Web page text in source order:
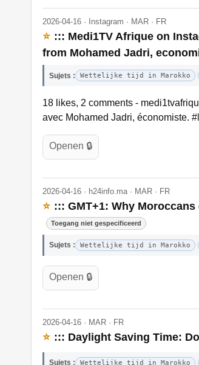
2026-04-16 · Instagram · MAR · FR
⭐ ::: Medi1TV Afrique on
from Mohamed Jadri,
Sujets : Wettelijke tijd in Marokko
18 likes, 2 comments -
avec Mohamed Jadri, économiste.
Openen 🔒
2026-04-16 · h24info.ma · MAR · FR
⭐ ::: GMT+1: Why
Toegang niet gespecificeerd
Sujets : Wettelijke tijd in Marokko
Openen 🔒
2026-04-16 · MAR · FR
⭐ ::: Daylight Saving Time:
Sujets : Wettelijke tijd in Marokko